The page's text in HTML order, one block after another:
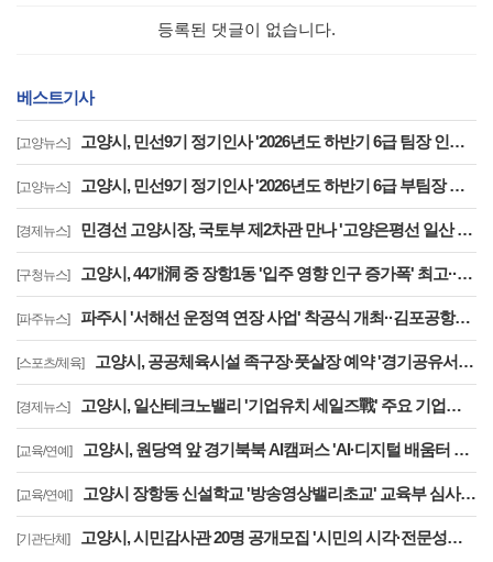
등록된 댓글이 없습니다.
베스트기사
[고양뉴스] 고양시, 민선9기 정기인사 '2026년도 하반기 6급 팀장 인사발령 사항'
[고양뉴스] 고양시, 민선9기 정기인사 '2026년도 하반기 6급 부팀장 이하 인사발령 사항'
[경제뉴스] 민경선 고양시장, 국토부 제2차관 만나 '고양은평선 일산 연장 반영' 등 요청
[구청뉴스] 고양시, 44개洞 중 장항1동 '입주 영향 인구 증가폭' 최고··풍산동도 증가세 지속
[파주뉴스] 파주시 '서해선 운정역 연장 사업' 착공식 개최··김포공항까지 30분대 주파
[스포츠/체육] 고양시, 공공체육시설 족구장·풋살장 예약 '경기공유서비스'로 전환··투명성 강화
[경제뉴스] 고양시, 일산테크노밸리 '기업유치 세일즈戰' 주요 기업에 고양시장 명의 투자 제안
[교육/연예] 고양시, 원당역 앞 경기북북 AI캠퍼스 'AI·디지털 배움터 체험존' 12월까지 운영
[교육/연예] 고양시 장항동 신설학교 '방송영상밸리초교' 교육부 심사 통과··2030년 개교
[기관단체] 고양시, 시민감사관 20명 공개모집 '시민의 시각·전문성으로 감사행정 제고'